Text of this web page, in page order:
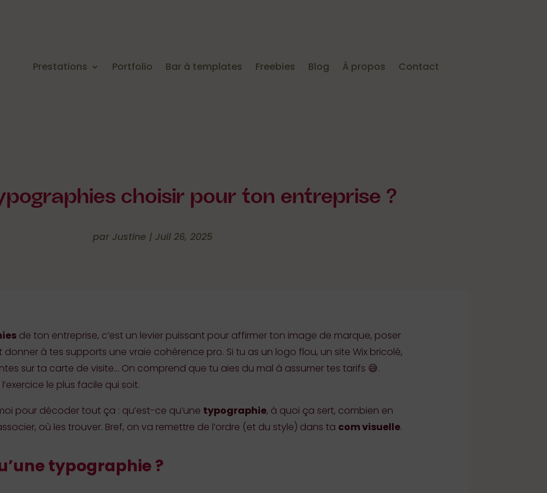
Prestations Portfolio Bar à templates Freebies Blog À propos Contact
choisir pour ton entreprise ?
par Justine | Juil 26, 2025
de ton entreprise, c’est un levier puissant pour affirmer ton image de marque, poser
donner à tes supports une vraie cohérence pro. Si tu as un logo flou, un site Wix bricolé,
sur ta carte de visite… On comprend que tu aies du mal à assumer tes tarifs 😅.
le plus facile qui soit.
pour décoder tout ça : qu’est-ce qu’une typographie, à quoi ça sert, combien en
où les trouver. Bref, on va remettre de l’ordre (et du style) dans ta com visuelle.
typographie ?